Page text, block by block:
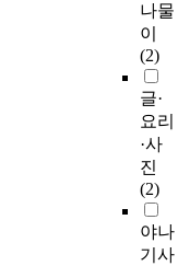
나물
이
(2)
글·
요리
·사
진
(2)
야나
기사